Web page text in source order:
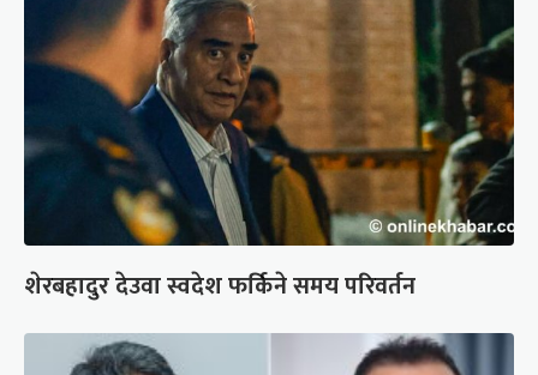
शेरबहादुर देउवा स्वदेश फर्किने समय परिवर्तन